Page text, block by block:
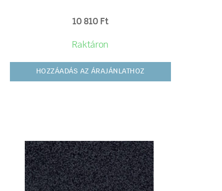
10 810 Ft
Raktáron
HOZZÁADÁS AZ ÁRAJÁNLATHOZ